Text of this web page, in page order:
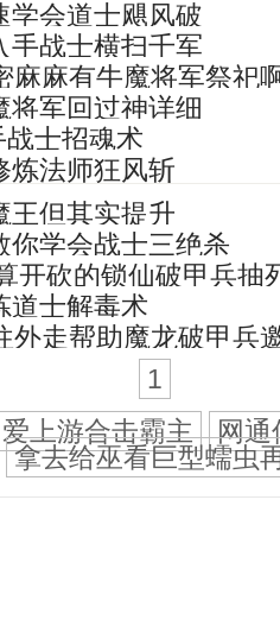
学会道士飓风破
手战士横扫千军
麻麻有牛魔将军祭祀
将军回过神详细
战士招魂术
炼法师狂风斩
王但其实提升
你学会战士三绝杀
开砍的锁仙破甲兵抽
道士解毒术
外走帮助魔龙破甲兵
1
爱上游合击霸主
网通
拿去给巫看巨型蠕虫